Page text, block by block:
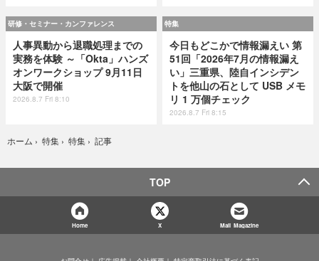
研修・セミナー・カンファレンス
人事異動から退職処理までの
実務を体験 ～「Okta」ハンズ
オンワークショップ 9月11日
大阪で開催
2026.8.7 Fri 8:10
特集
今日もどこかで情報漏えい 第
51回「2026年7月の情報漏え
い」三重県、陸自インシデン
トを他山の石として USB メモ
リ 1 万個チェック
2026.8.7 Fri 8:15
ホーム › 特集 › 特集 › 記事
TOP
Home X Mail Magazine